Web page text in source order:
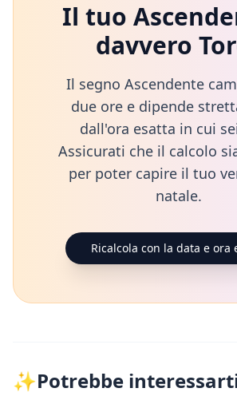
Il tuo
davvero
Il segno Ascendente
due ore e dipende
dall'ora esatta in cui
Assicurati che il calcolo
per poter capire il tuo
natale.
Ricalcola con la data e ora
✨Potrebbe